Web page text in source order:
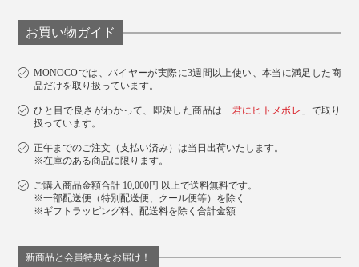
お買い物ガイド
MONOCOでは、バイヤーが実際に3週間以上使い、本当に満足した商
品だけを取り扱っています。
ひと目で良さがわかって、即決した商品は「 君にヒトメボレ 」で取り
扱っています。
正午までのご注文（支払い済み）は当日出荷いたします。
※在庫のある商品に限ります。
ご購入商品金額合計 10,000円 以上で送料無料です。
※一部配送便（特別配送便、クール便等）を除く
※ギフトラッピング料、配送料を除く合計金額
新商品と会員特典をお届け！